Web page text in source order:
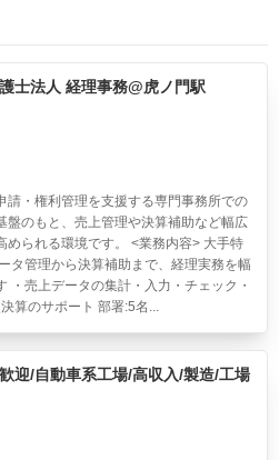
士法人 経理事務@虎ノ門駅
請・権利管理を支援する専門事務所での
盤のもと、売上管理や決算補助など幅広
められる環境です。 <業務内容> 大手特
タ管理から決算補助まで、経理実務を幅
・売上データの集計・入力・チェック・
算のサポート 部署:5名...
迎/自動車系工場/高収入/製造/工場